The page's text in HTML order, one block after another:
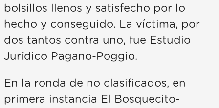
bolsillos llenos y satisfecho por lo
hecho y conseguido. La víctima, por
dos tantos contra uno, fue Estudio
Jurídico Pagano-Poggio.
En la ronda de no clasificados, en
primera instancia El Bosquecito-